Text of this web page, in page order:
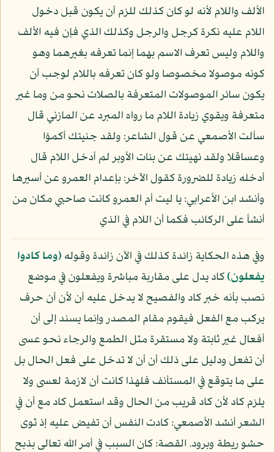
الألف واللام لأنه لو كان كذلك للزم أن يكون قبل دخول
اللام عليه نكرة كرجل والرجل وكذلك الذي فإن فيه الألف
واللام وليس تعرف الاسم بهما إنما تعرفه بغيرهما وهو
كونه موصولا مخصوصا ولو كان تعرفه باللام لوجب أن
يكون سائر الموصولات المتعرفة بالصلات نحو من وما غير
متعرفة ويقوي زيادة اللام ما رواه المبرد عن المازني قال
سألت الأصمعي عن قول الشاعر: ولقد جنيتك أكمؤا
وعساقلا ولقد نهيتك عن بنات الأوبر لم أدخل اللام قال
أدخله زيادة للضرورة كقول الآخر: بإعدام العمرو عن أسيرها
وأنشد ابن الأعرابي: يا ليت أم العمرو كانت صاحبي مكان من
أنشأ على الركائب فكما أن اللام في الذي
وفي هذه الحكاية زائدة كذلك في الآن زائدة وقوله﴿وما كادوا
يفعلون﴾كاد يدل على مقاربة مباشرة ويفعلون في موضع
نصب بأنه خبر كاد والفصيح لا يدخل عليه أن لأن أن حرف
يركب مع الفعل فيقوم مقام المصدر وإنما يسند إلى أن
أفعال غير ثابتة ولا مستقرة مثل الطمع والرجاء نحو عسى
أن تفعل ودليل على ذلك أن أن لا تدخل على فعل الحال بل
على ما يتوقع في المستأنف فلهذا كانت أن لازمة لعسى ولا
يلزم كاد لأن كاد قريب من الحال وقد استعمل كاد مع أن في
الشعر أنشد الأصمعي: كادت النفس أن تفيض عليه إذ ثوى
حشو ريطة وبرود. القصة: كان السبب في أمر الله تعالى بذبح